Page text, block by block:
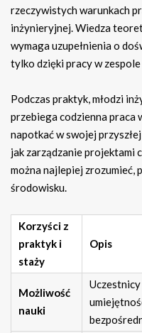
rzeczywistych warunkach
inżynieryjnej. Wiedza
wymaga uzupełnienia o
tylko dzięki pracy w
Podczas praktyk, młodzi
przebiega codzienna praca
napotkać w swojej
jak zarządzanie projektami
można najlepiej zrozumieć,
środowisku.
Korzyści z
praktyk i
staży
Opis
Możliwość
nauki